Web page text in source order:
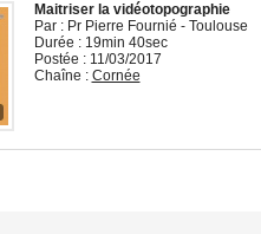
Maitriser la vidéotopographie
Par : Pr Pierre Fournié - Toulouse
Durée : 19min 40sec
Postée : 11/03/2017
Chaîne : Cornée